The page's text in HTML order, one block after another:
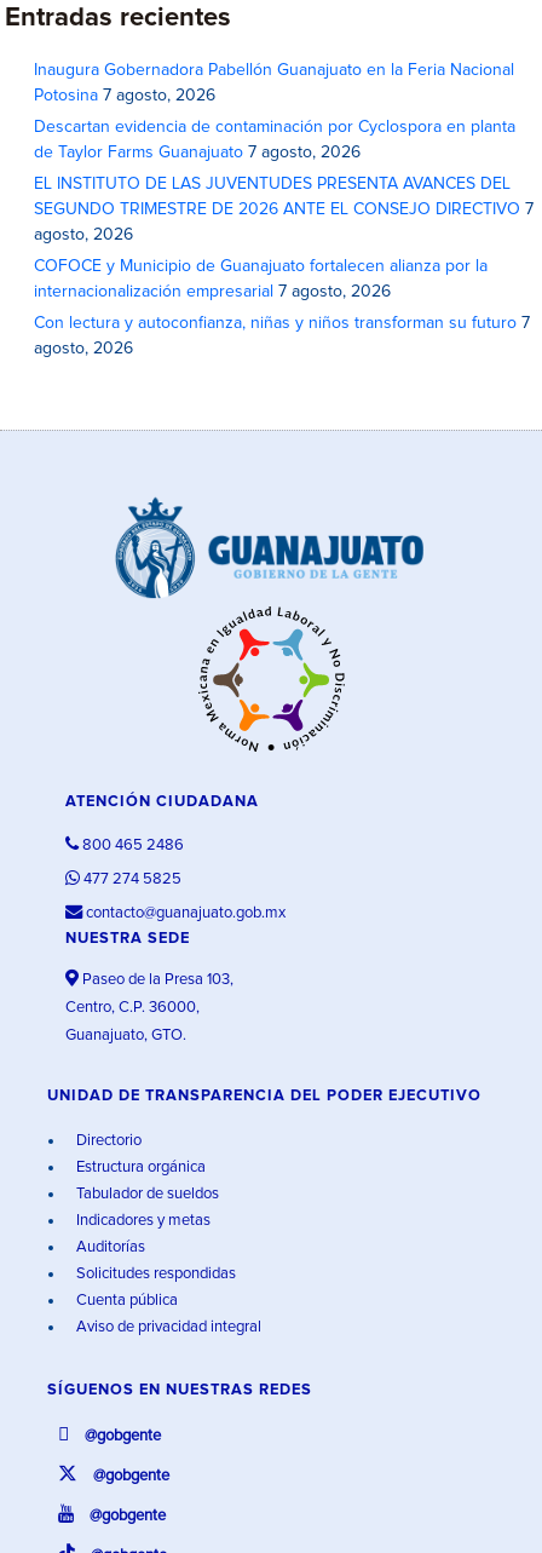
Entradas recientes
Inaugura Gobernadora Pabellón Guanajuato en la Feria Nacional
Potosina 7 agosto, 2026
Descartan evidencia de contaminación por Cyclospora en planta
de Taylor Farms Guanajuato 7 agosto, 2026
EL INSTITUTO DE LAS JUVENTUDES PRESENTA AVANCES DEL
SEGUNDO TRIMESTRE DE 2026 ANTE EL CONSEJO DIRECTIVO 7
agosto, 2026
COFOCE y Municipio de Guanajuato fortalecen alianza por la
internacionalización empresarial 7 agosto, 2026
Con lectura y autoconfianza, niñas y niños transforman su futuro 7
agosto, 2026
ATENCIÓN CIUDADANA
800 465 2486
477 274 5825
contacto@guanajuato.gob.mx
NUESTRA SEDE
Paseo de la Presa 103,
Centro, C.P. 36000,
Guanajuato, GTO.
UNIDAD DE TRANSPARENCIA DEL PODER EJECUTIVO
Directorio
Estructura orgánica
Tabulador de sueldos
Indicadores y metas
Auditorías
Solicitudes respondidas
Cuenta pública
Aviso de privacidad integral
SÍGUENOS EN NUESTRAS REDES
@gobgente
@gobgente
@gobgente